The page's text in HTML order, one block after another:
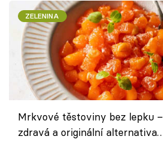
ZELENINA
Mrkvové těstoviny bez lepku –
zdravá a originální alternativa